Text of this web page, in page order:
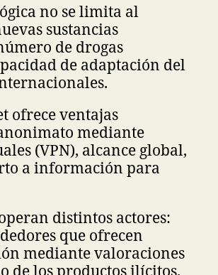
no se limita al
sustancias
de drogas
de adaptación del
ofrece ventajas
mediante
(VPN), alcance global,
a información para
distintos actores:
que ofrecen
mediante valoraciones
de los productos ilícitos.